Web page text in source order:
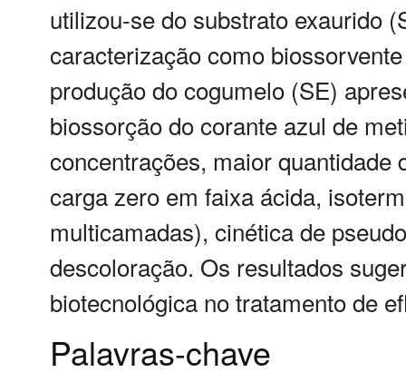
utilizou-se do substrato exaurido
caracterização como
produção do cogumelo (SE)
biossorção do corante azul de
concentrações, maior quantidade
carga zero em faixa ácida,
multicamadas), cinética de
descoloração. Os resultados
biotecnológica no tratamento de
Palavras-chave